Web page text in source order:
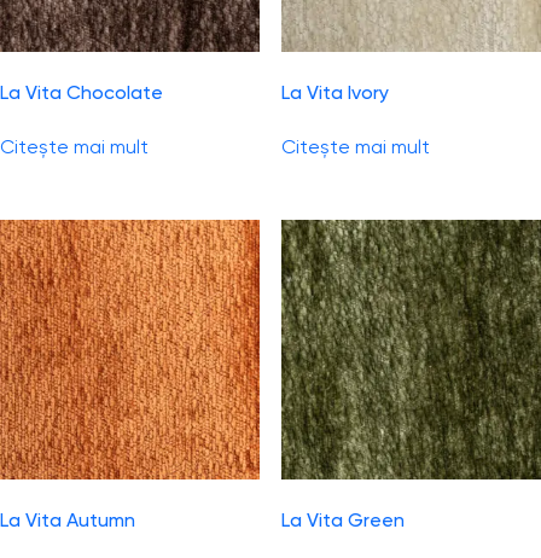
La Vita Chocolate
Citește mai mult
La Vita Ivory
Citește mai mult
La Vita Autumn La Vita Green